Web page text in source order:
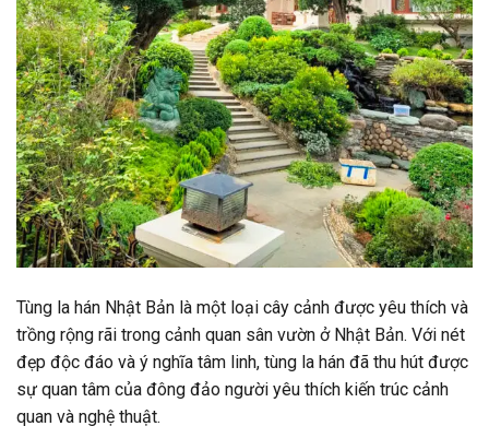
Tùng la hán Nhật Bản là một loại cây cảnh được yêu thích và
trồng rộng rãi trong cảnh quan sân vườn ở Nhật Bản. Với nét
đẹp độc đáo và ý nghĩa tâm linh, tùng la hán đã thu hút được
sự quan tâm của đông đảo người yêu thích kiến trúc cảnh
quan và nghệ thuật.